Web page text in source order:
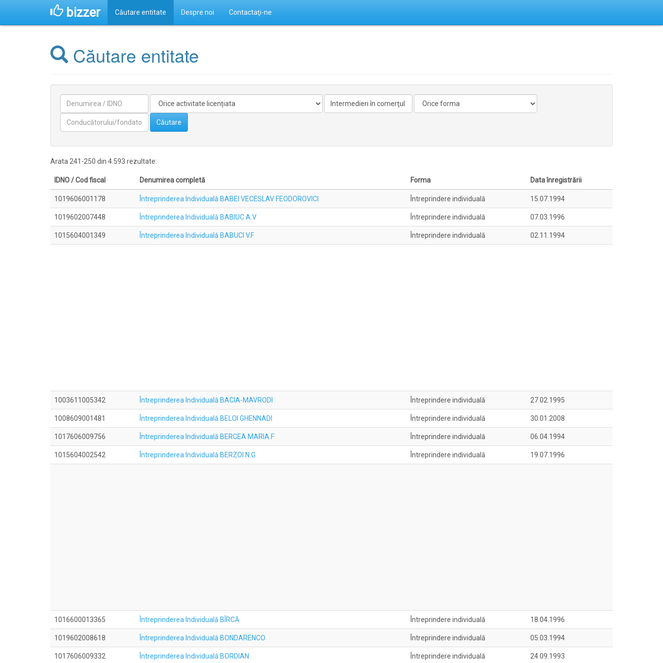
bizzer Căutare entitate Despre noi Contactaţi-ne
Căutare entitate
licentiata
nelicentiata
Căutare
Arata 241-250 din 4.593 rezultate:
IDNO / Cod fiscal Denumirea completă Forma Data înregistrării
1019606001178 Întreprinderea Individuală BABEI VECESLAV FEODOROVICI Întreprindere individuală 15.07.1994
1019602007448 Întreprinderea Individuală BABIUC A.V Întreprindere individuală 07.03.1996
1015604001349 Întreprinderea Individuală BABUCI V.F Întreprindere individuală 02.11.1994
1003611005342 Întreprinderea Individuală BACIA-MAVRODI Întreprindere individuală 27.02.1995
1008609001481 Întreprinderea Individuală BELOI GHENNADI Întreprindere individuală 30.01.2008
1017606009756 Întreprinderea Individuală BERCEA MARIA F Întreprindere individuală 06.04.1994
1015604002542 Întreprinderea Individuală BERZOI N.G Întreprindere individuală 19.07.1996
1016600013365 Întreprinderea Individuală BÎRCĂ Întreprindere individuală 18.04.1996
1019602008618 Întreprinderea Individuală BONDARENCO Întreprindere individuală 05.03.1994
1017606009332 Întreprinderea Individuală BORDIAN Întreprindere individuală 24.09.1993